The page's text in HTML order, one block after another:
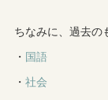
ちなみに、過去の
・ 国語
・社会